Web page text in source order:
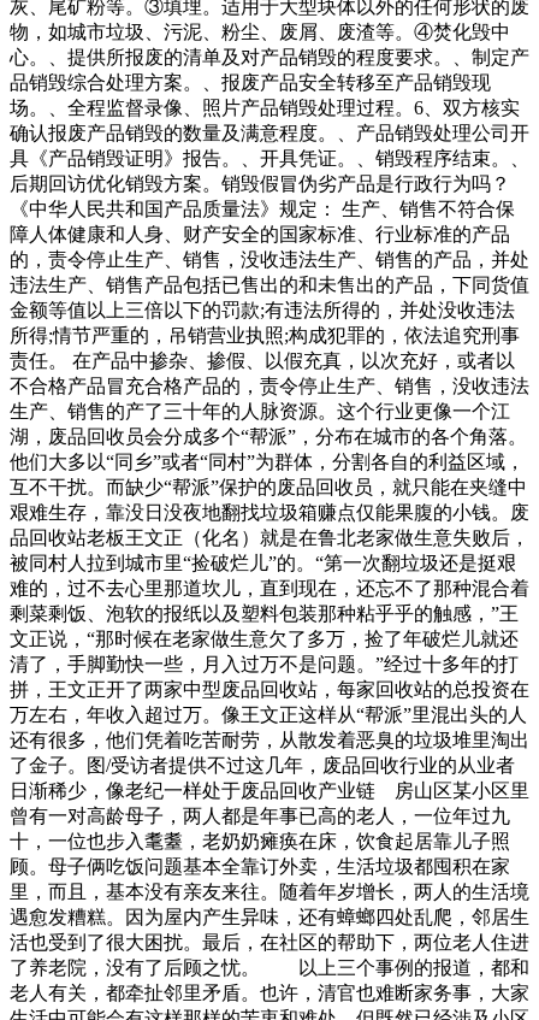
灰、尾矿粉等。③填埋。适用于大型块体以外的任何形状的废
物，如城市垃圾、污泥、粉尘、废屑、废渣等。④焚化毁中
心。、提供所报废的清单及对产品销毁的程度要求。、制定产
品销毁综合处理方案。、报废产品安全转移至产品销毁现
场。、全程监督录像、照片产品销毁处理过程。6、双方核实
确认报废产品销毁的数量及满意程度。、产品销毁处理公司开
具《产品销毁证明》报告。、开具凭证。、销毁程序结束。、
后期回访优化销毁方案。销毁假冒伪劣产品是行政行为吗？
《中华人民共和国产品质量法》规定： 生产、销售不符合保
障人体健康和人身、财产安全的国家标准、行业标准的产品
的，责令停止生产、销售，没收违法生产、销售的产品，并处
违法生产、销售产品包括已售出的和未售出的产品，下同货值
金额等值以上三倍以下的罚款;有违法所得的，并处没收违法
所得;情节严重的，吊销营业执照;构成犯罪的，依法追究刑事
责任。 在产品中掺杂、掺假、以假充真，以次充好，或者以
不合格产品冒充合格产品的，责令停止生产、销售，没收违法
生产、销售的产了三十年的人脉资源。这个行业更像一个江
湖，废品回收员会分成多个“帮派”，分布在城市的各个角落。
他们大多以“同乡”或者“同村”为群体，分割各自的利益区域，
互不干扰。而缺少“帮派”保护的废品回收员，就只能在夹缝中
艰难生存，靠没日没夜地翻找垃圾箱赚点仅能果腹的小钱。废
品回收站老板王文正（化名）就是在鲁北老家做生意失败后，
被同村人拉到城市里“捡破烂儿”的。“第一次翻垃圾还是挺艰
难的，过不去心里那道坎儿，直到现在，还忘不了那种混合着
剩菜剩饭、泡软的报纸以及塑料包装那种粘乎乎的触感，”王
文正说，“那时候在老家做生意欠了多万，捡了年破烂儿就还
清了，手脚勤快一些，月入过万不是问题。”经过十多年的打
拼，王文正开了两家中型废品回收站，每家回收站的总投资在
万左右，年收入超过万。像王文正这样从“帮派”里混出头的人
还有很多，他们凭着吃苦耐劳，从散发着恶臭的垃圾堆里淘出
了金子。图/受访者提供不过这几年，废品回收行业的从业者
日渐稀少，像老纪一样处于废品回收产业链 房山区某小区里
曾有一对高龄母子，两人都是年事已高的老人，一位年过九
十，一位也步入耄耋，老奶奶瘫痪在床，饮食起居靠儿子照
顾。母子俩吃饭问题基本全靠订外卖，生活垃圾都囤积在家
里，而且，基本没有亲友来往。随着年岁增长，两人的生活境
遇愈发糟糕。因为屋内产生异味，还有蟑螂四处乱爬，邻居生
活也受到了很大困扰。最后，在社区的帮助下，两位老人住进
了养老院，没有了后顾之忧。 以上三个事例的报道，都和
老人有关，都牵扯邻里矛盾。也许，清官也难断家务事，大家